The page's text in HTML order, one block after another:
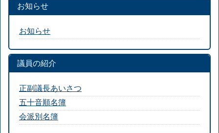
お知らせ
お知らせ
議員の紹介
正副議長あいさつ
五十音順名簿
会派別名簿